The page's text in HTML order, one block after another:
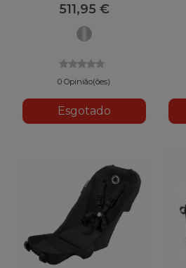
511,95 €
Alumínio
0 Opinião(ões)
Esgotado